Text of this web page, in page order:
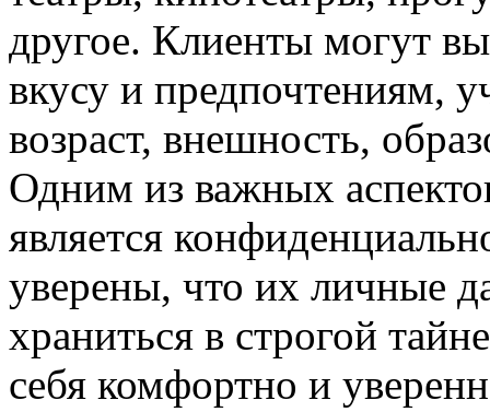
другое. Клиенты могут
вкусу и предпочтениям,
возраст, внешность,
Одним из важных
является
уверены, что их личные
храниться в строгой
себя комфортно и